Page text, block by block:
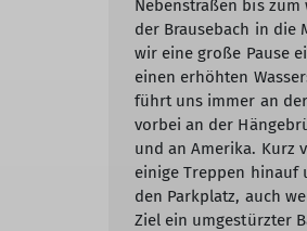
Nebenstraßen bis zum
der Brausebach in die
wir eine große Pause
einen erhöhten
führt uns immer an
vorbei an der
und an Amerika. Kurz
einige Treppen hinauf
den Parkplatz, auch
Ziel ein umgestürzter